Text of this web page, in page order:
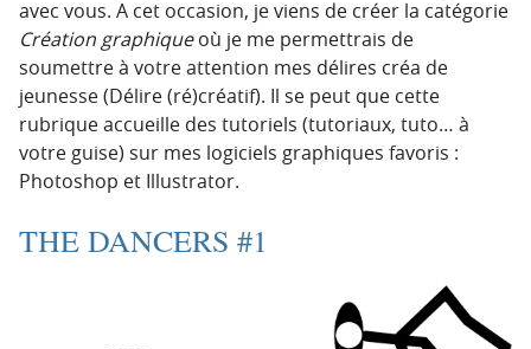
e
avec vous. A cet occasion, je viens de créer la catégorie
Création graphiqueoù je me permettrais de
soumettre à votre attention mes délires créa de
jeunesse (Délire (ré)créatif). Il se peut que cette
rubrique accueille des tutoriels (tutoriaux, tuto… à
votre guise) sur mes logiciels graphiques favoris :
Photoshop et Illustrator.
THE DANCERS #1